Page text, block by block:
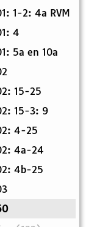
1-2: 4a RVM
4
5a en 10a
15-25
15-3: 9
4-25
4a-24
4b-25